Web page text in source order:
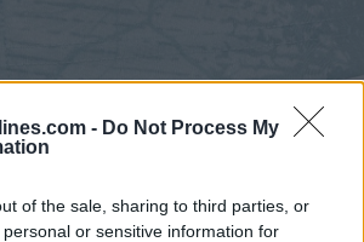
- Do Not Process My
of the sale, sharing to third parties, or
or sensitive information for